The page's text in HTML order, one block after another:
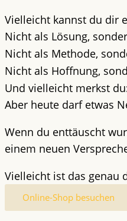
Vielleicht kannst du dir
Nicht als Lösung,
Nicht als Methode,
Nicht als Hoffnung,
Und vielleicht merkst
Aber heute darf etwas
Wenn du enttäuscht
einem neuen
Vielleicht ist das genau
Online-Shop besuchen